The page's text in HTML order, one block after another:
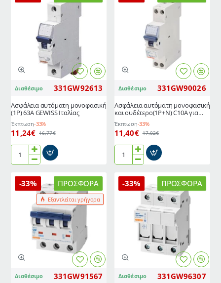
στοιχείων
θερμοσίφωνα-
GEWISS
Διαθέσιμο 331GW92613
Ασφάλεια αυτόματη μονοφασική
(1P) 63A GEWISS Ιταλίας
Έκπτωση-33%
11,24€ 16,77€
Ασφάλεια
μονοφασική
(1P)
GEWISS
Ιταλίας
Διαθέσιμο 331GW90026
Ασφάλεια αυτόματη μονοφασική
και ουδέτερο(1P+N) C10A για
θερμοσίφωνα-κουζίνα GEWISS
Ιταλίας
Έκπτωση-33%
11,40€ 17,02€
Ασφάλεια
μονοφασική
και
ουδέτερο(1P+N)
θερμοσίφωνα-
Ιταλίας
ΠΡΟΣΦΟΡΆ
Εξαντλείται γρήγορα
-33%
Διαθέσιμο 331GW91567
ΠΡΟΣΦΟΡΆ
-33%
Διαθέσιμο 331GW96307